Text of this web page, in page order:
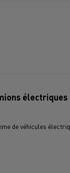
électriques
de véhicules